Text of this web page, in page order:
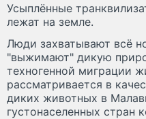
Усыплённые
лежат на земле.
Люди захватывают всё
"выжимают" дикую
техногенной миграции
рассматривается в
диких животных в
густонаселенных стран